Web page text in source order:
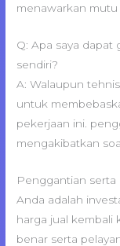
menawarkan mutu
Q: Apa saya dapat
sendiri?
A: Walaupun
untuk
pekerjaan ini.
mengakibatkan
Penggantian serta
Anda adalah
harga jual kembali
benar serta